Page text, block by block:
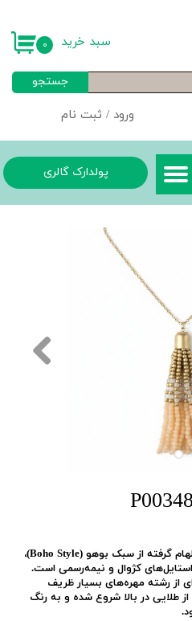
ورود / ثبت نام
جستجو
۰ سبد خرید
پولدارک گالری
گرفته از سبک بوهو (Boho Style)
،
کژوال و نیمه‌رسمی است.
از رشته مهره‌های بسیار ظریف
طلایی در بالا شروع شده و به رنگ